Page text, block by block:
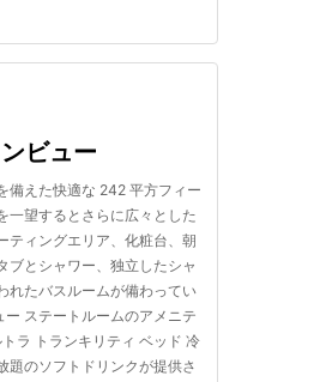
ビュー
備えた快適な 242 平方フィー
一望するとさらに広々とした
ティングエリア、化粧台、朝
ブとシャワー、独立したシャ
れたバスルームが備わってい
ステートルームのアメニテ
ラ トランキリティ ベッド 冷
題のソフトドリンクが提供さ